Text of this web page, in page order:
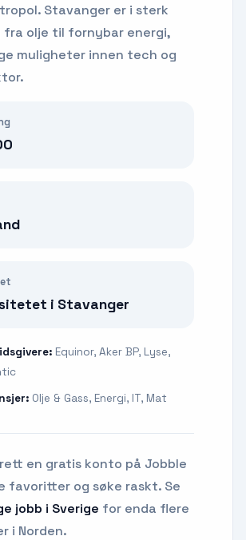
Stavanger er i sterk
fra olje til fornybar energi,
muligheter innen tech og
i Stavanger
Equinor, Aker BP, Lyse,
Olje & Gass, Energi, IT, Mat
en gratis konto på Jobble
favoritter og søke raskt. Se
jobb i Sverige for enda flere
i Norden.